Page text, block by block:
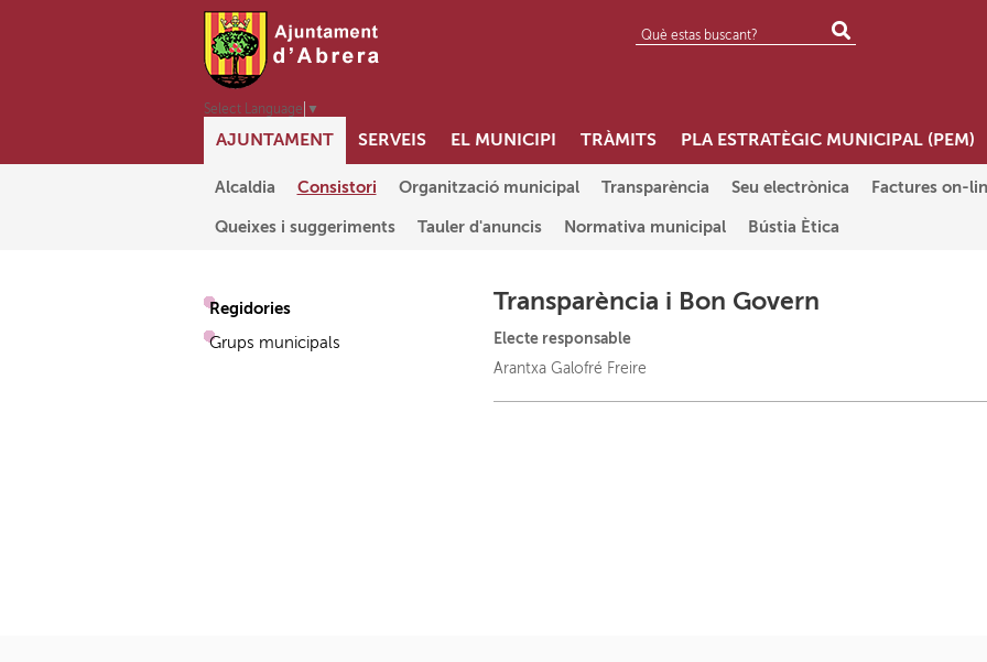
Select Language ▼
AJUNTAMENT
Alcaldia Consistori Organització municipal Transparència Seu electrònica Factures on-
Queixes i suggeriments Tauler d'anuncis Normativa municipal Bústia Ètica
SERVEIS EL MUNICIPI TRÀMITS PLA ESTRATÈGIC MUNICIPAL (PEM)
Abrera+Sostenible
Transparència i Bon Govern
Electe responsable
Arantxa Galofré Freire
Regidories
Grups municipals